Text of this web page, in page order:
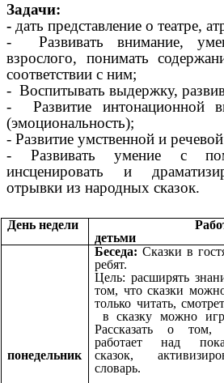
Задачи:
- дать представление о театре,
- Развивать внимание,
взрослого, понимать
соответствии с ним;
- Воспитывать выдержку,
- Развитие интонационной
(эмоциональность);
- Развитие умственной и
- Развивать умение с
инсценировать и
отрывки из народных сказок.
День недели
Работа
детьми
понедельник
Беседа: Сказки в
ребят.
Цель: расширять
том, что сказки
только читать,
в сказку можно
Рассказать о том,
работает над
сказок,
словарь.